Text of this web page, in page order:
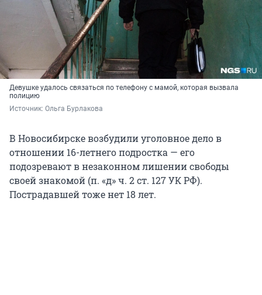
Девушке удалось связаться по телефону с мамой, которая вызвала
полицию
Источник: Ольга Бурлакова
В Новосибирске возбудили уголовное дело в
отношении 16-летнего подростка — его
подозревают в незаконном лишении свободы
своей знакомой (п. «д» ч. 2 ст. 127 УК РФ).
Пострадавшей тоже нет 18 лет.